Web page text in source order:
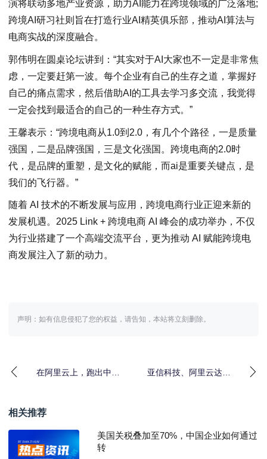
演将联动多地产业资源，助力AI能力在跨境领域的广泛落地;
跨境AI研习社则旨在打造行业AI精英俱乐部，推动AI算法与
电商实战的深度融合。
郭伟明在圆桌论坛讲到：“其实对于AI大家也不一定是非常焦
虑，一定要赶第一波。每个企业有自己的生存之道，掌握好
自己的痛点需求，然后借助AI的工具去学习多交流，我觉得
一定会找到最适合的自己的一种生存方式。”
王馨表示：“跨境电商从1.0到2.0，有几个个路径，一是质量
强国，二是品牌强国，三是文化强国。跨境电商的2.0时
代，是品牌的重塑，是文化的赋能，而ai是重要关键点，是
我们的飞行器。”
随着 AI 技术的不断发展与应用，跨境电商行业正迎来新的
发展机遇。2025 Link + 跨境电商 AI 峰会的成功举办，不仅
为行业搭建了一个高端交流平台，更为推动 AI 赋能跨境电
商发展注入了新的动力。
声明：如有信息侵犯了您的权益，请告知，本站将立刻删除。
在阿里云上，跑出中小
亚信科技、阿里云达
相关推荐
美国关税叠加至70%，中国企业如何通过
转